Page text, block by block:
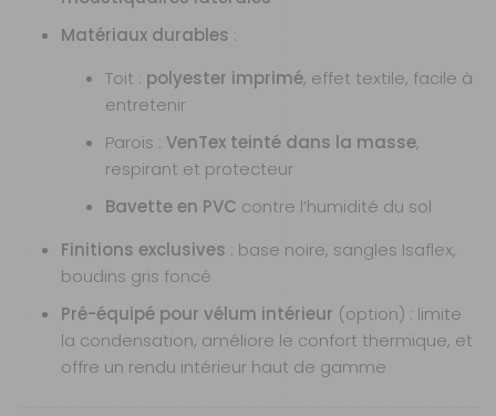
Matériaux durables :
Toit : polyester imprimé, effet textile, facile à
entretenir
Parois : VenTex teinté dans la masse,
respirant et protecteur
Bavette en PVC contre l’humidité du sol
Finitions exclusives : base noire, sangles Isaflex,
boudins gris foncé
Pré-équipé pour vélum intérieur (option) : limite
la condensation, améliore le confort thermique, et
offre un rendu intérieur haut de gamme